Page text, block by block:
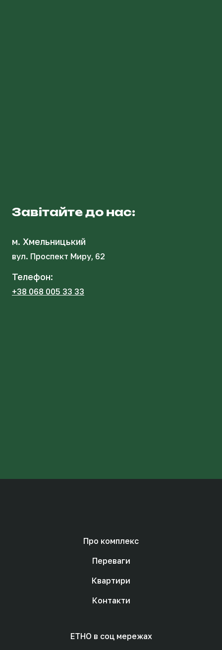
Завітайте до нас:
м. Хмельницький
вул. Проспект Миру, 62
Телефон:
+38 068 005 33 33
Про комплекс
Переваги
Квартири
Контакти
ЕТНО в соц мережах